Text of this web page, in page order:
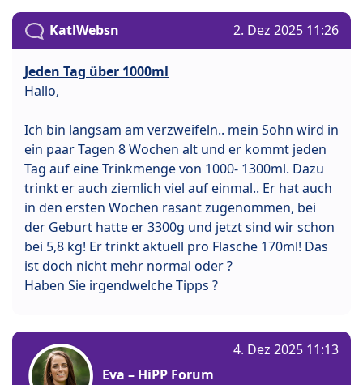
KatlWebsn 2. Dez 2025 11:26
Jeden Tag über 1000ml
Hallo,
Ich bin langsam am verzweifeln.. mein Sohn wird in
ein paar Tagen 8 Wochen alt und er kommt jeden
Tag auf eine Trinkmenge von 1000- 1300ml. Dazu
trinkt er auch ziemlich viel auf einmal.. Er hat auch
in den ersten Wochen rasant zugenommen, bei
der Geburt hatte er 3300g und jetzt sind wir schon
bei 5,8 kg! Er trinkt aktuell pro Flasche 170ml! Das
ist doch nicht mehr normal oder ?
Haben Sie irgendwelche Tipps ?
Eva – HiPP Forum
4. Dez 2025 11:13